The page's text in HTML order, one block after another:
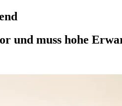
und muss hohe